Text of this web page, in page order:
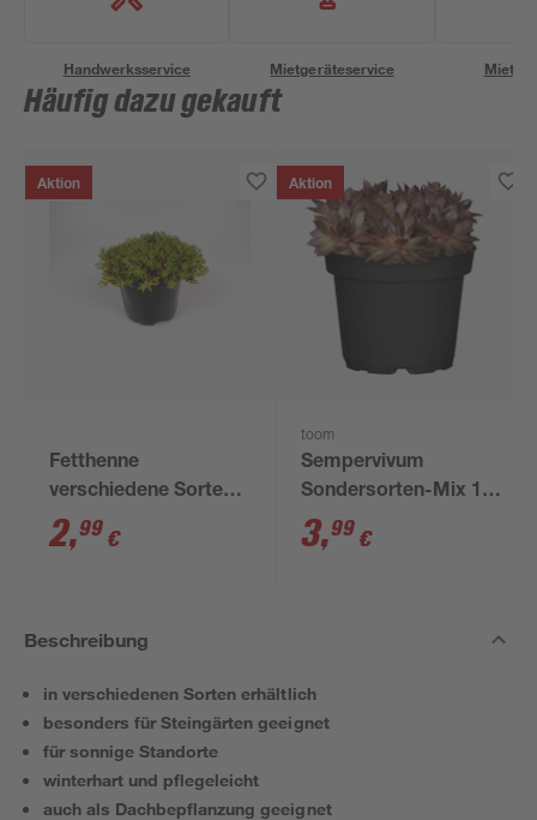
Handwerksservice Mietgeräteservice
Häufig dazu gekauft
Aktion
Fetthenne
verschiedene Sorten,
10,5 cm Topf
2,99 €
Aktion
toom
Sempervivum
Sondersorten-Mix 12
cm Topf
3,99 €
Beschreibung
in verschiedenen Sorten erhältlich
besonders für Steingärten geeignet
für sonnige Standorte
winterhart und pflegeleicht
auch als Dachbepflanzung geeignet